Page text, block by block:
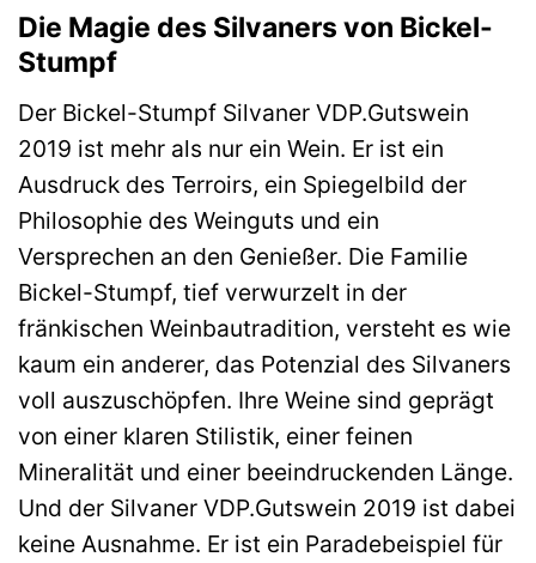
Die Magie des Silvaners von Bickel-
Stumpf
Der Bickel-Stumpf Silvaner VDP.Gutswein
2019 ist mehr als nur ein Wein. Er ist ein
Ausdruck des Terroirs, ein Spiegelbild der
Philosophie des Weinguts und ein
Versprechen an den Genießer. Die Familie
Bickel-Stumpf, tief verwurzelt in der
fränkischen Weinbautradition, versteht es wie
kaum ein anderer, das Potenzial des Silvaners
voll auszuschöpfen. Ihre Weine sind geprägt
von einer klaren Stilistik, einer feinen
Mineralität und einer beeindruckenden Länge.
Und der Silvaner VDP.Gutswein 2019 ist dabei
keine Ausnahme. Er ist ein Paradebeispiel für